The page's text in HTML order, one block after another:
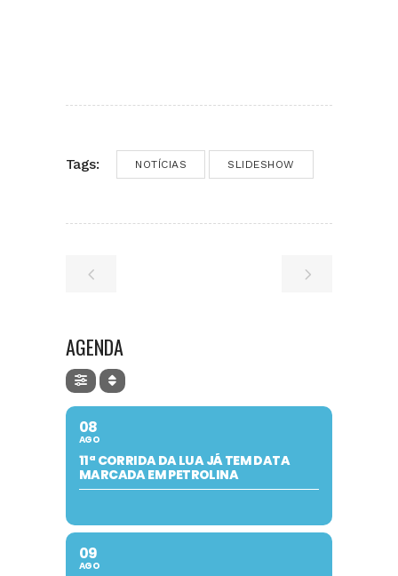
Tags: NOTÍCIAS SLIDESHOW
AGENDA
08
AGO
11ª CORRIDA DA LUA JÁ TEM DATA
MARCADA EM PETROLINA
09
AGO